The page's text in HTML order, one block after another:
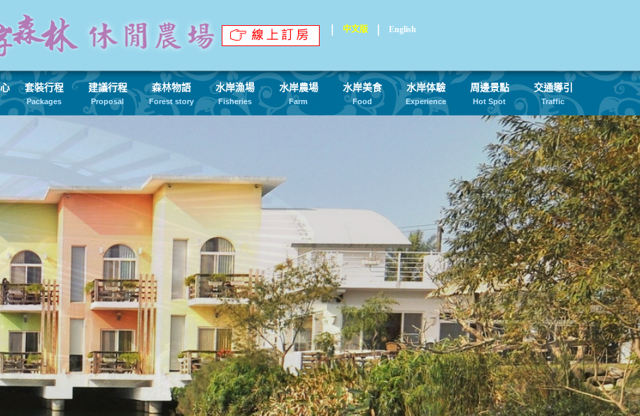
中文版 English
套裝行程
Packages
建議行程
Proposal
森林物語
Forest story
水岸漁場
Fisheries
水岸農場
Farm
水岸美食
Food
水岸体驗
Experience
周邊景點
Hot Spot
交通導引
Traffic